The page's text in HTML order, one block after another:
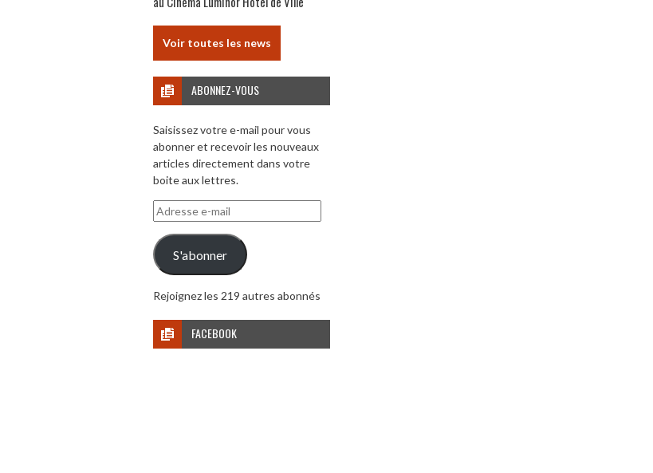
Voir toutes les news
ABONNEZ-VOUS
Saisissez votre e-mail pour vous
abonner et recevoir les nouveaux
articles directement dans votre
boite aux lettres.
Adresse
e-
mail
S'abonner
Rejoignez les 219 autres abonnés
FACEBOOK